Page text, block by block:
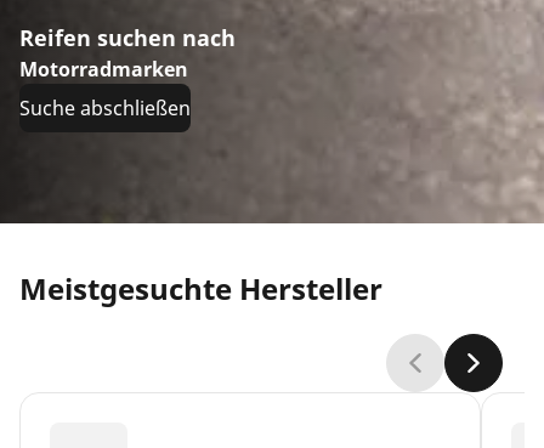
Reifen suchen nach
Motorradmarken
Suche abschließen
Meistgesuchte Hersteller